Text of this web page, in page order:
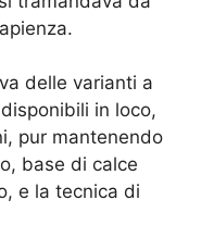
delle varianti a
in loco,
pur mantenendo
base di calce
e la tecnica di